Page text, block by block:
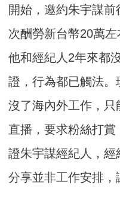
開始，邀約朱宇謀
次酬勞新台幣20萬左
他和經紀人2年來都
證，行為都已觸法。
沒了海內外工作，只
直播，要求粉絲打
證朱宇謀經紀人，
分享並非工作安排，